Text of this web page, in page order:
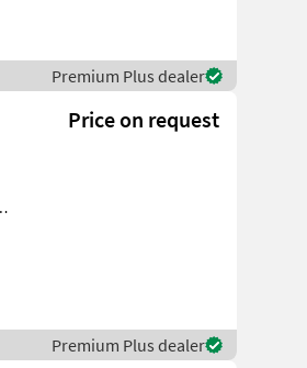
Premium Plus dealer
Price on request
Premium Plus dealer